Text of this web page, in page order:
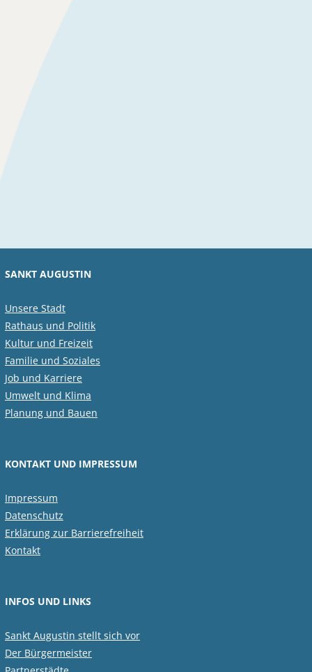
SANKT AUGUSTIN
Unsere Stadt
Rathaus und Politik
Kultur und Freizeit
Familie und Soziales
Job und Karriere
Umwelt und Klima
Planung und Bauen
KONTAKT UND IMPRESSUM
Impressum
Datenschutz
Erklärung zur Barrierefreiheit
Kontakt
INFOS UND LINKS
Sankt Augustin stellt sich vor
Der Bürgermeister